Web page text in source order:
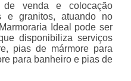
venda e colocação
e granitos, atuando no
Ideal pode ser
disponibiliza serviços
pias de mármore para
para banheiro e pias de